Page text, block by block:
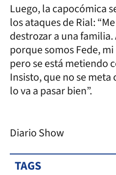
Luego, la capocómica
los ataques de Rial:
destrozar a una
porque somos Fede,
pero se está metiendo
Insisto, que no se
lo va a pasar bien”.
Diario Show
TAGS